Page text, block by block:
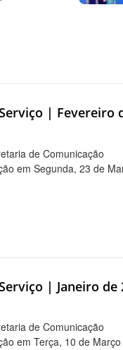
| Fevereiro
de Comunicação
em Segunda, 23 de
| Janeiro de
de Comunicação
em Terça, 10 de